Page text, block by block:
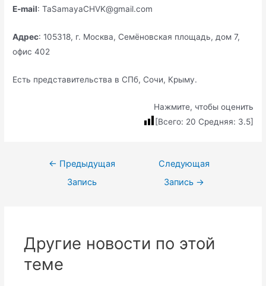
E-mail: TaSamayaCHVK@gmail.com
Адрес: 105318, г. Москва, Семёновская площадь, дом 7,
офис 402
Есть представительства в СПб, Сочи, Крыму.
Нажмите, чтобы оценить
[Всего: 20 Средняя: 3.5]
Навигация
← Предыдущая
Запись
Следующая
Запись →
Другие новости по этой
теме